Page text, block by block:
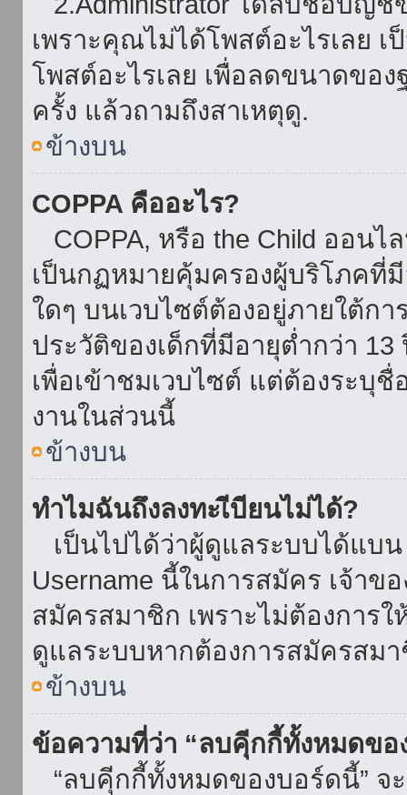
เพราะคุณไม่ได้โพสต์อะไรเลย
โพสต์อะไรเลย เพื่อลดขนาดขอ
ครั้ง แล้วถามถึงสาเหตุดู.
ข้างบน
COPPA คืออะไร?
COPPA, หรือ the Child ออนไ
เป็นกฏหมายคุ้มครองผู้บริโภคที่
ใดๆ บนเวบไซต์ต้องอยู่ภายใต้ก
ประวัติของเด็กที่มีอายุต่ำกว่า
เพื่อเข้าชมเวบไซต์ แต่ต้องระบุ
งานในส่วนนี้
ข้างบน
ทำไมฉันถึงลงทะเีบียนไม่ได้?
เป็นไปได้ว่าผู้ดูแลระบบได้แบ
Username นี้ในการสมัคร เจ้าข
สมัครสมาชิก เพราะไม่ต้องการ
ดูแลระบบหากต้องการสมัครสม
ข้างบน
ข้อความที่ว่า “ลบคุีกกี้ทั้งหมดขอ
“ลบคุีกกี้ทั้งหมดของบอร์ดนี้” จ